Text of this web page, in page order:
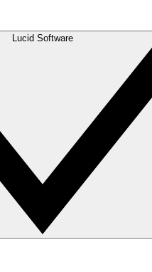
Lucid Software